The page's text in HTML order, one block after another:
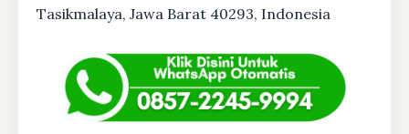
Tasikmalaya, Jawa Barat 40293, Indonesia